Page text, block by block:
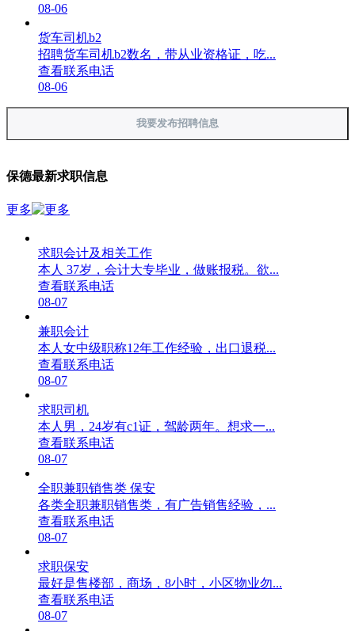
08-06
货车司机b2
招聘货车司机b2数名，带从业资格证，吃...
查看联系电话
08-06
我要发布招聘信息
保德最新求职信息
更多
求职会计及相关工作
本人 37岁，会计大专毕业，做账报税。欲...
查看联系电话
08-07
兼职会计
本人女中级职称12年工作经验，出口退税...
查看联系电话
08-07
求职司机
本人男，24岁有c1证，驾龄两年。想求一...
查看联系电话
08-07
全职兼职销售类 保安
各类全职兼职销售类，有广告销售经验，...
查看联系电话
08-07
求职保安
最好是售楼部，商场，8小时，小区物业勿...
查看联系电话
08-07